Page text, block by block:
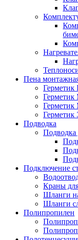
Пена
Герметик
Герметик
Герметик
Подводка
Подводка
Подключение
Краны
Шланги
Шланги
Полипропилен